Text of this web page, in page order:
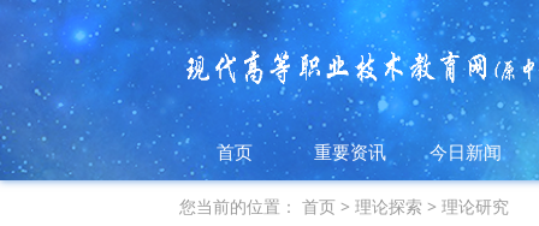
首页 重要资讯 今日新闻
您当前的位置：首页 >理论探索 >理论研究